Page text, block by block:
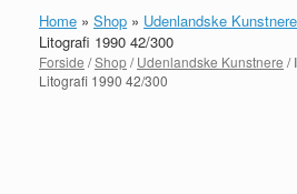
Home » Shop » Udenlandske Kunstnere
Litografi 1990 42/300
Forside /Shop/Udenlandske Kunstnere /
Litografi 1990 42/300